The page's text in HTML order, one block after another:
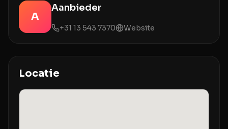
A
Aanbieder
+31 13 543 7370 Website
Locatie